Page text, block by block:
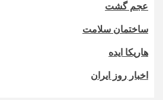
عجم گشت
ساختمان سلامت
هاریکا ایده
اخبار روز ایران